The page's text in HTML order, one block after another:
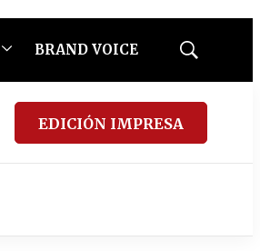
BRAND VOICE
Mostrar
EDICIÓN IMPRESA